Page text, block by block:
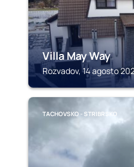
Villa May Way
Rozvadov, 14 agosto
TACHOVSKO - STRIBRSKO